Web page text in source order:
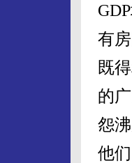
有
既
的
怨
他